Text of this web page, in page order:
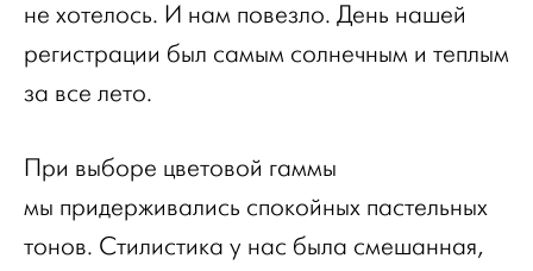
не хотелось. И нам повезло. День нашей
регистрации был самым солнечным и теплым
за все лето.
При выборе цветовой гаммы
мы придерживались спокойных пастельных
тонов. Стилистика у нас была смешанная,